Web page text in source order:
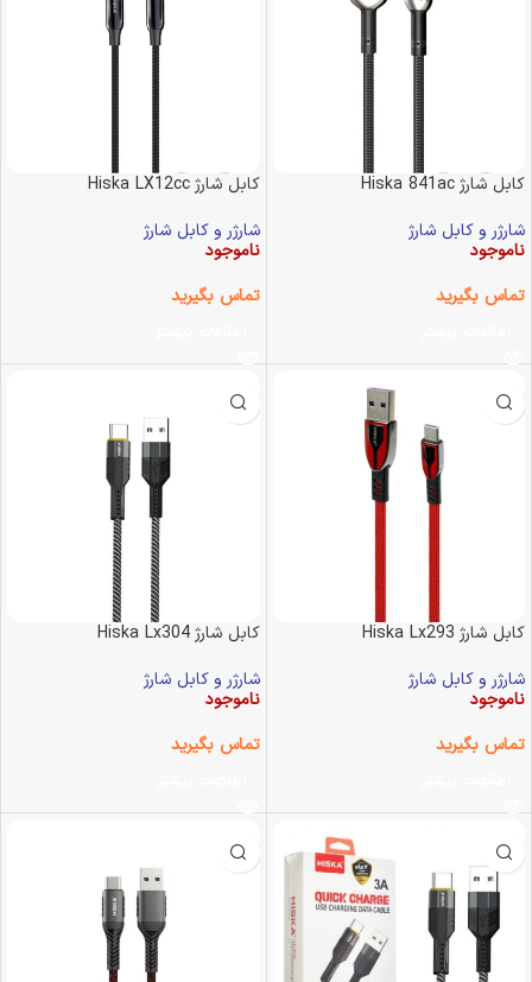
کابل شارژ Hiska 841ac
شارژر و کابل شارژ
ناموجود
تماس بگیرید
کابل شارژ Hiska LX12cc
شارژر و کابل شارژ
ناموجود
تماس بگیرید
کابل شارژ Hiska Lx293
شارژر و کابل شارژ
ناموجود
تماس بگیرید
کابل شارژ Hiska Lx304
شارژر و کابل شارژ
ناموجود
تماس بگیرید